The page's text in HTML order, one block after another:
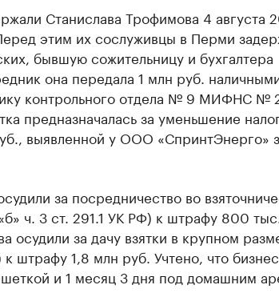
Станислава Трофимова 4 августа
этим их сослуживцы в Перми
бывшую сожительницу и бухгалтера
она передала 1 млн руб.
контрольного отдела № 9 МИФНС №
предназначалась за уменьшение
выявленной у ООО «СпринтЭнерго»
за посредничество во
ч. 3 ст. 291.1 УК РФ) к штрафу 800
осудили за дачу взятки в крупном
штрафу 1,8 млн руб. Учтено, что
и 1 месяц 3 дня под домашним